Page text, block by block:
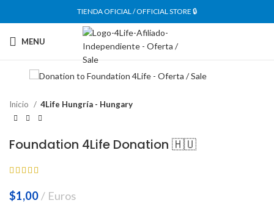
TIENDA OFICIAL / OFFICIAL STORE 🔒
MENU
Inicio 4Life Hungría - Hungary
Foundation 4Life Donation 🇭🇺
$1,00 Euros